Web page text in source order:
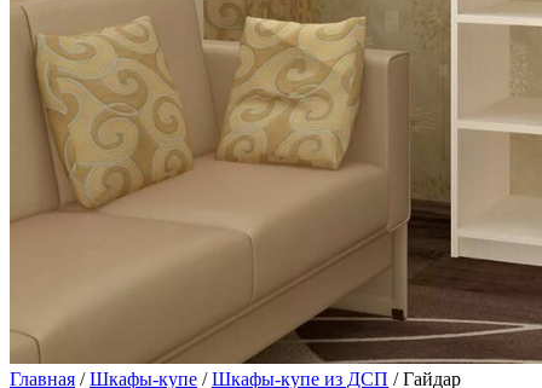
Главная /Шкафы-купе /Шкафы-купе из ДСП / Гайдар